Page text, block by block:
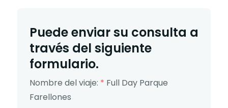
Puede enviar su consulta a
través del siguiente
formulario.
Nombre del viaje: * Full Day Parque
Farellones